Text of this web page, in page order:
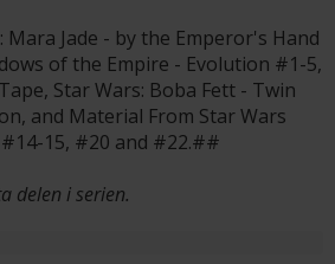
Mara Jade - by the Emperor's Hand
of the Empire - Evolution #1-5,
Star Wars: Boba Fett - Twin
and Material From Star Wars
15, #20 and #22.##
delen i serien.